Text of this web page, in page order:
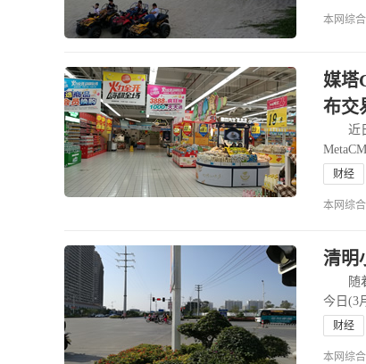
本网综
媒塔
布交
近日
财经
本网综
清明
随着
今日(3
财经
本网综